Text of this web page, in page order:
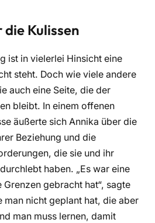
Kulissen
ist in vielerlei Hinsicht eine
steht. Doch wie viele andere
auch eine Seite, die der
bleibt. In einem offenen
äußerte sich Annika über die
Beziehung und die
die sie und ihr
haben. „Es war eine
Grenzen gebracht hat“, sagte
man nicht geplant hat, die aber
man muss lernen, damit